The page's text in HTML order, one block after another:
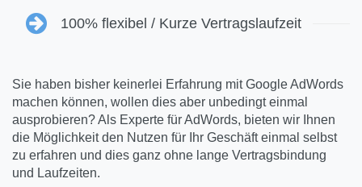
100% flexibel / Kurze Vertragslaufzeit
Sie haben bisher keinerlei Erfahrung mit Google AdWords
machen können, wollen dies aber unbedingt einmal
ausprobieren? Als Experte für AdWords, bieten wir Ihnen
die Möglichkeit den Nutzen für Ihr Geschäft einmal selbst
zu erfahren und dies ganz ohne lange Vertragsbindung
und Laufzeiten.